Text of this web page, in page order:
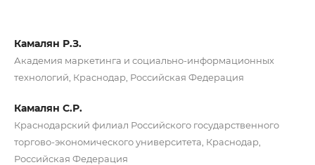
Камалян Р.З.
Академия маркетинга и социально-информационных
технологий, Краснодар, Российская Федерация
Камалян С.Р.
Краснодарский филиал Российского государственного
торгово-экономического университета, Краснодар,
Российская Федерация